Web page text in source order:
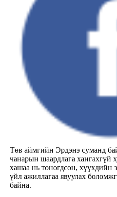
Төв аймгийн Эрдэнэ суманд
чанарын шаардлага хангахгүй
хашаа нь тоногдсон, хүүхдийн
үйл ажиллагаа явуулах
байна.